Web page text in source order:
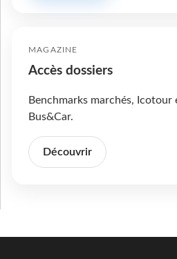
MAGAZINE
Accès dossiers
Benchmarks marchés, Icotour
Bus&Car.
Découvrir